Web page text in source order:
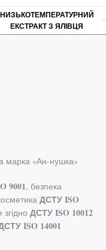
НИЗЬКОТЕМПЕРАТУРНИЙ
ЕКСТРАКТ З ЯЛІВЦЯ
марка «Ан-нушка»
9001, безпека
ДСТУ ISO
ДСТУ ISO 10012
ISO 14001